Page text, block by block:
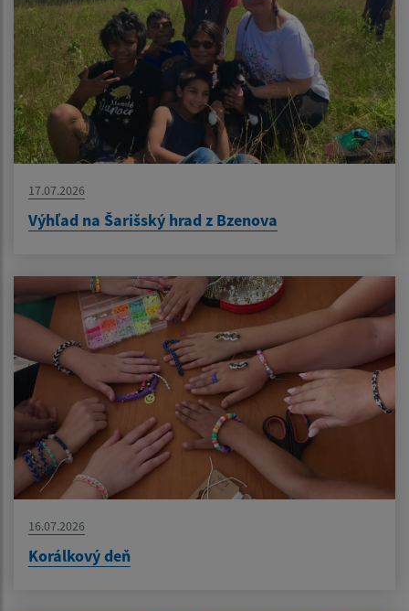
17.07.2026
Výhľad na Šarišský hrad z Bzenova
16.07.2026
Korálkový deň